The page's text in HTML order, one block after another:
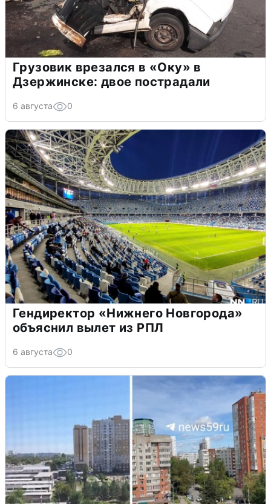
Грузовик врезался в «Оку» в
Дзержинске: двое пострадали
6 августа 0
Гендиректор «Нижнего Новгорода»
объяснил вылет из РПЛ
6 августа 0